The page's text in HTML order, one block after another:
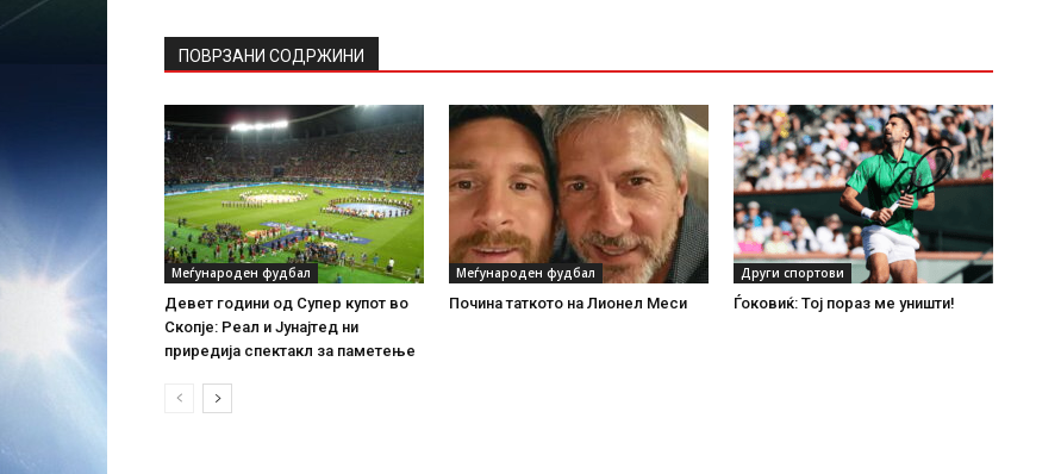
ПОВРЗАНИ СОДРЖИНИ
Меѓународен фудбал
Девет години од Супер купот во
Скопје: Реал и Јунајтед ни
приредија спектакл за паметење
Меѓународен фудбал
Почина таткото на Лионел Меси
Други спортови
Ѓоковиќ: Тој пораз ме уништи!